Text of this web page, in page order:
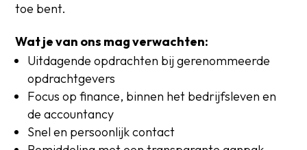
toe bent.
Wat je van ons mag verwachten:
Uitdagende opdrachten bij gerenommeerde
opdrachtgevers
Focus op finance, binnen het bedrijfsleven en
de accountancy
Snel en persoonlijk contact